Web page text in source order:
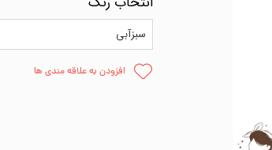
سبزآبی
افزودن به علاقه مندی ها